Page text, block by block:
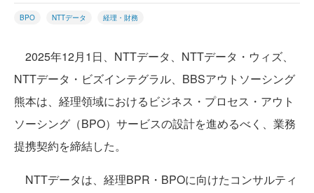
BPO NTTデータ 経理・財務
2025年12月1日、NTTデータ、NTTデータ・ウィズ、
NTTデータ・ビズインテグラル、BBSアウトソーシング
熊本は、経理領域におけるビジネス・プロセス・アウト
ソーシング（BPO）サービスの設計を進めるべく、業務
提携契約を締結した。
NTTデータは、経理BPR・BPOに向けたコンサルティ